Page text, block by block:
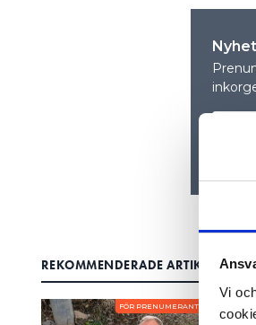
Vi
REKOMMENDERADE ARTIKLAR
FÖR PRENUMERANTER